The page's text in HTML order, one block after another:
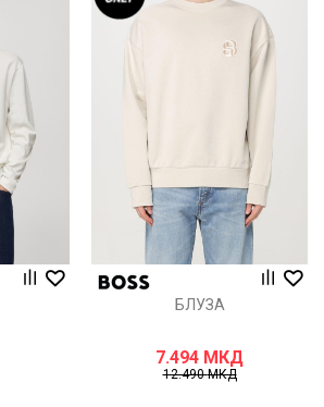
БЛУЗА
7.494 МКД
12.490МКД